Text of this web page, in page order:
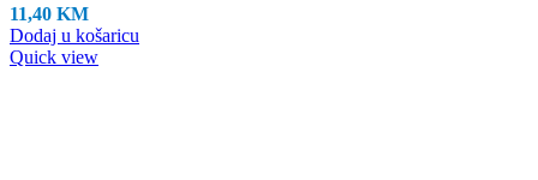
11,40 KM
Dodaj u košaricu
Quick view